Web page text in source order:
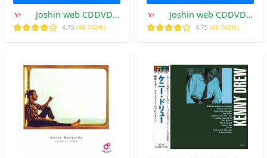
Joshin web CDDVD
Yahoo!店
4.75 (48,742件)
Joshin web CDDVD
Yahoo!店
4.75 (48,742件)